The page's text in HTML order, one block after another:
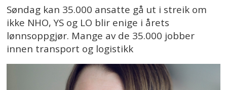
Søndag kan 35.000 ansatte gå ut i streik om
ikke NHO, YS og LO blir enige i årets
lønnsoppgjør. Mange av de 35.000 jobber
innen transport og logistikk